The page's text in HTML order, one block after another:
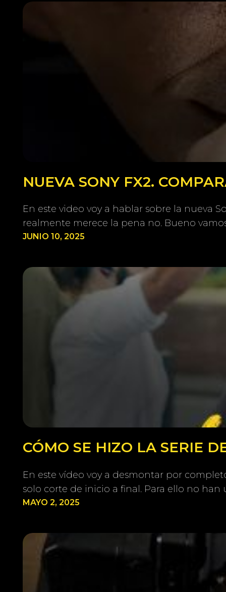
NUEVA SONY FX2.
En este video voy a hablar sobre la nueva
realmente merece la pena no. Bueno
JUNIO 10, 2025
CÓMO SE HIZO LA SERIE
En este vídeo voy a desmontar por
solo corte de inicio a final. Para ello no han
MAYO 2, 2025